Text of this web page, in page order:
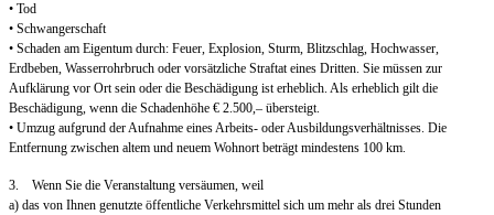
• Tod
• Schwangerschaft
• Schaden am Eigentum durch: Feuer, Explosion, Sturm, Blitzschlag, Hochwasser,
Erdbeben, Wasserrohrbruch oder vorsätzliche Straftat eines Dritten. Sie müssen zur
Aufklärung vor Ort sein oder die Beschädigung ist erheblich. Als erheblich gilt die
Beschädigung, wenn die Schadenhöhe € 2.500,– übersteigt.
• Umzug aufgrund der Aufnahme eines Arbeits- oder Ausbildungsverhältnisses. Die
Entfernung zwischen altem und neuem Wohnort beträgt mindestens 100 km.
3. Wenn Sie die Veranstaltung versäumen, weil
a) das von Ihnen genutzte öffentliche Verkehrsmittel sich um mehr als drei Stunden